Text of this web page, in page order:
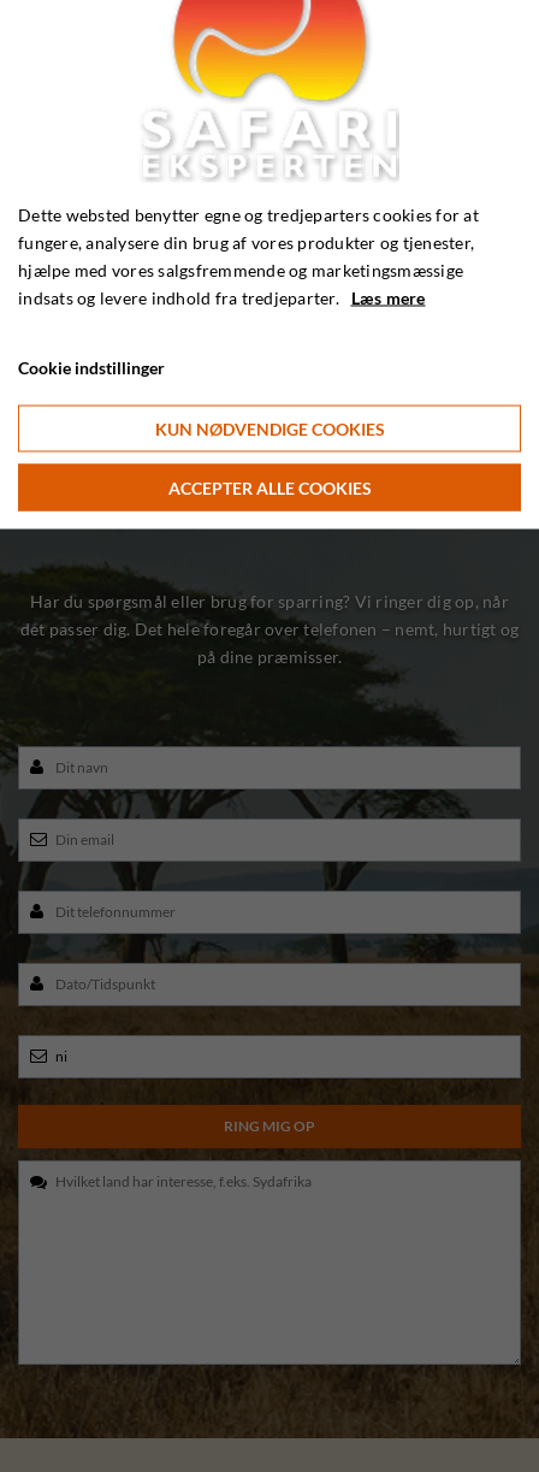
Hvornår har du tid?
- Bliv ringet op og lad os mødes på din hjemmebane
Har du spørgsmål eller brug for sparring? Vi ringer dig op, når
det passer dig. Det hele foregår over telefonen – nemt, hurtigt og
på dine præmisser.
Dette websted benytter egne og tredjeparters cookies for at
fungere, analysere din brug af vores produkter og tjenester,
hjælpe med vores salgsfremmende og marketingsmæssige
indsats og levere indhold fra tredjeparter. Læs mere
Cookie indstillinger
KUN NØDVENDIGE COOKIES
ACCEPTER ALLE COOKIES